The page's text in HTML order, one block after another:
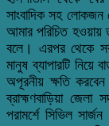
সাংবাদিক সহ
আমার পরিচিত হওয়ায়
বলে। এরপর থেকে
মানুষ ব্যাপারটি নিয়ে
অপূরনীয় ক্ষতি
ব্রাহ্মণবাড়িয়া
পরামর্শে সিভিল